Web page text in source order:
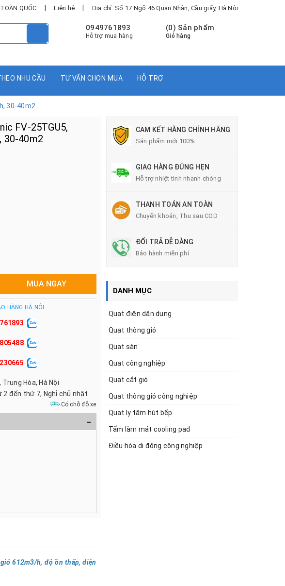
QUỐC Liên hệ Địa chỉ: Số 17 Ngõ 46 Quan Nhân, Cầu giấy, Hà Nội
(0) Sản phẩm
Giỏ hàng
0949761893
Hỗ trợ mua hàng
NHU CẦU TƯ VẤN CHỌN MUA HỖ TRỢ
30-40m2
FV‑25TGU5,
30-40m2
MUA NGAY
HÀNG HÀ NỘI
Hòa, Hà Nội
đến thứ 7, Nghỉ chủ nhật
Có chỗ đỗ xe
-
612m3/h, độ ồn thấp, diện
CAM KẾT HÀNG CHÍNH HÃNG
Sản phẩm mới 100%
GIAO HÀNG ĐÚNG HẸN
Hỗ trợ nhiệt tình nhanh chóng
THANH TOÁN AN TOÀN
Chuyển khoản, Thu sau COD
ĐỔI TRẢ DỄ DÀNG
Bảo hành miễn phí
DANH MỤC
Quạt điện dân dụng
Quạt thông gió
Quạt sàn
Quạt công nghiệp
Quạt cắt gió
Quạt thông gió công nghiệp
Quạt ly tâm hút bếp
Tấm làm mát cooling pad
Điều hòa di động công nghiệp